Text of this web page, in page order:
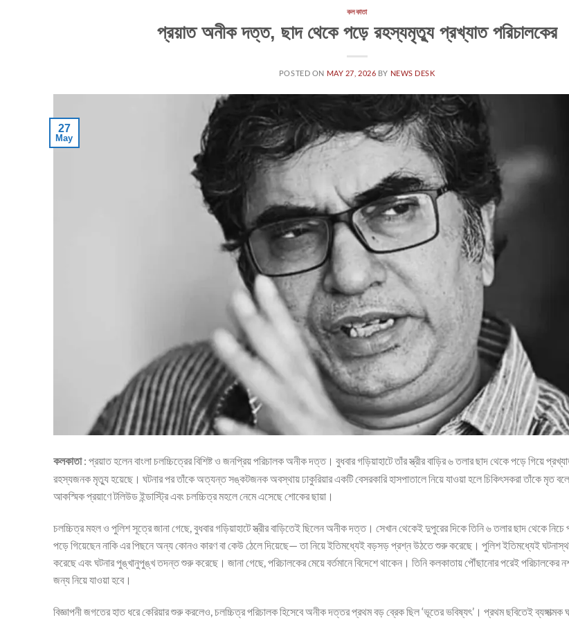
কলকাতা
প্রয়াত অনীক দত্ত, ছাদ থেকে পড়ে রহস্যমৃত্যু প্রখ্যাত পরিচালকের
POSTED ON MAY 27, 2026 BY NEWS DESK
27
May
কলকাতা: প্রয়াত হলেন বাংলা চলচ্চিত্রের বিশিষ্ট ও জনপ্রিয় পরিচালক অনীক দত্ত। বুধবার গড়িয়াহাটে তাঁর স্ত্রীর বাড়ির ৬ তলার ছাদ থেকে পড়ে গিয়ে
রহস্যজনক মৃত্যু হয়েছে। ঘটনার পর তাঁকে অত্যন্ত সঙ্কটজনক অবস্থায় ঢাকুরিয়ার একটি বেসরকারি হাসপাতালে নিয়ে যাওয়া হলে চিকিৎসকরা তাঁকে মৃত
আকস্মিক প্রয়াণে টলিউড ইন্ডাস্ট্রি এবং চলচ্চিত্র মহলে নেমে এসেছে শোকের ছায়া।
চলচ্চিত্র মহল ও পুলিশ সূত্রে জানা গেছে, বুধবার গড়িয়াহাটে স্ত্রীর বাড়িতেই ছিলেন অনীক দত্ত। সেখান থেকেই দুপুরের দিকে তিনি ৬ তলার ছাদ থেকে
পড়ে গিয়েছেন নাকি এর পিছনে অন্য কোনও কারণ বা কেউ ঠেলে দিয়েছে— তা নিয়ে ইতিমধ্যেই বড়সড় প্রশ্ন উঠতে শুরু করেছে। পুলিশ ইতিমধ্যেই
করেছে এবং ঘটনার পুঙ্খানুপুঙ্খ তদন্ত শুরু করেছে। জানা গেছে, পরিচালকের মেয়ে বর্তমানে বিদেশে থাকেন। তিনি কলকাতায় পৌঁছানোর পরেই পরিচালকের
জন্য নিয়ে যাওয়া হবে।
বিজ্ঞাপনী জগতের হাত ধরে কেরিয়ার শুরু করলেও, চলচ্চিত্র পরিচালক হিসেবে অনীক দত্তর প্রথম বড় ব্রেক ছিল ‘ভূতের ভবিষ্যৎ’। প্রথম ছবিতেই ব্যঙ্গাত্মক